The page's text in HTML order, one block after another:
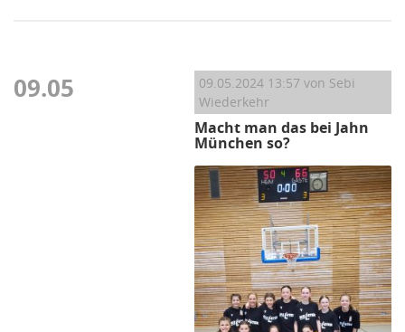
09.05 09.05.2024 13:57 von Sebi
Wiederkehr
Macht man das bei Jahn
München so?